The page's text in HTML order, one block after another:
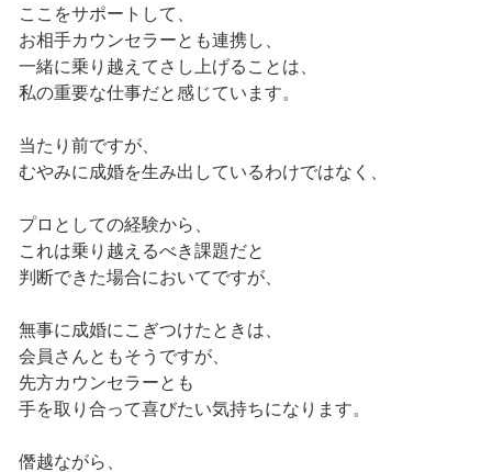
ここをサポートして、
お相手カウンセラーとも連携し、
一緒に乗り越えてさし上げることは、
私の重要な仕事だと感じています。
当たり前ですが、
むやみに成婚を生み出しているわけではなく、
プロとしての経験から、
これは乗り越えるべき課題だと
判断できた場合においてですが、
無事に成婚にこぎつけたときは、
会員さんともそうですが、
先方カウンセラーとも
手を取り合って喜びたい気持ちになります。
僭越ながら、